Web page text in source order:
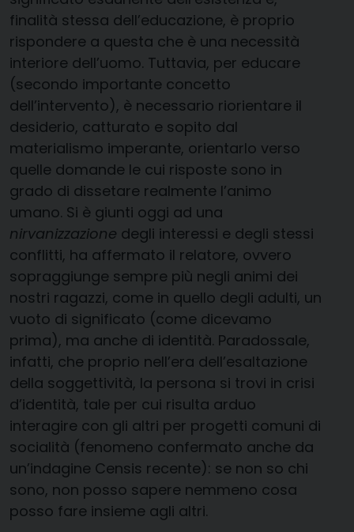
finalità stessa dell’educazione, è proprio
rispondere a questa che è una necessità
interiore dell’uomo. Tuttavia, per educare
(secondo importante concetto
dell’intervento), è necessario riorientare il
desiderio, catturato e sopito dal
materialismo imperante, orientarlo verso
quelle domande le cui risposte sono in
grado di dissetare realmente l’animo
umano. Si è giunti oggi ad una
nirvanizzazione degli interessi e degli stessi
conflitti, ha affermato il relatore, ovvero
sopraggiunge sempre più negli animi dei
nostri ragazzi, come in quello degli adulti, un
vuoto di significato (come dicevamo
prima), ma anche di identità. Paradossale,
infatti, che proprio nell’era dell’esaltazione
della soggettività, la persona si trovi in crisi
d’identità, tale per cui risulta arduo
interagire con gli altri per progetti comuni di
socialità (fenomeno confermato anche da
un’indagine Censis recente): se non so chi
sono, non posso sapere nemmeno cosa
posso fare insieme agli altri.